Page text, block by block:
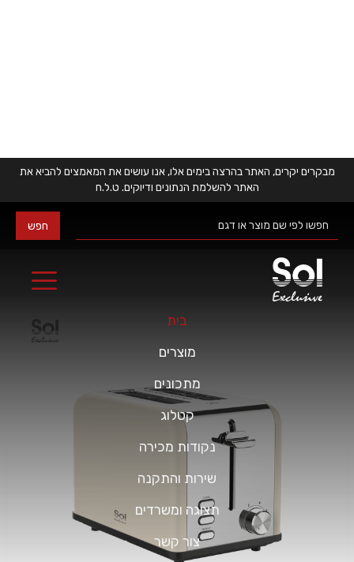
מבקרים יקרים, האתר בהרצה בימים אלו, אנו עושים את המאמצים להביא את
האתר להשלמת הנתונים ודיוקים. ט.ל.ח
בית
מוצרים
מתכונים
קטלוג
נקודות מכירה
שירות והתקנה
תצוגה ומשרדים
צור קשר
מצנמים